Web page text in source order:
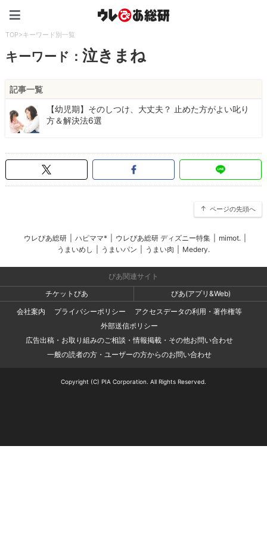
TOP>キーワード別一覧
キーワード：泣きまね
記事一覧
【幼児期】そのしつけ、大丈夫？ 止めた方がよい叱り
方＆解決法6選
ページの先頭へ
ウレぴあ総研 ハピママ* ウレぴあ総研 ディズニー特集 mimot.
うまいめし
うまいパン うまい肉 Medery.
ぴあ関連サイト
チケットぴあ
ぴあ(アプリ&Web)
会社案内
プライバシーポリシー
アクセスデータの利用・著作権等
外部送信ポリシー
広告出稿・お取り組みのご相談・情報掲載・その他お問い合わせ
一般の読者の方・ユーザーの方からのお問い合わせ
Copyright (C) PIA Corporation. All Rights Reserved.